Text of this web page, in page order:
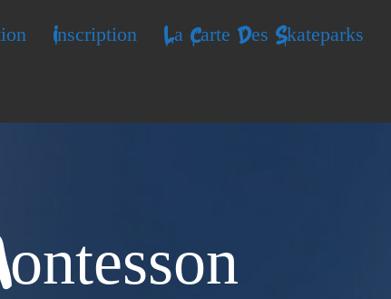
Inscription La Carte Des Skateparks